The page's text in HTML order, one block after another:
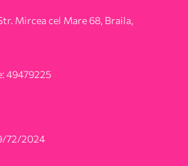
Mircea cel Mare 68, Braila,
49479225
72/2024